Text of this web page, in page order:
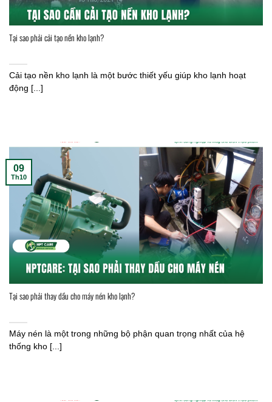
Tại sao phải cải tạo nền kho lạnh?
Cải tạo nền kho lạnh là một bước thiết yếu giúp kho lạnh hoạt
động [...]
Tại sao phải thay dầu cho máy nén kho lạnh?
Máy nén là một trong những bộ phận quan trọng nhất của hệ
thống kho [...]
09
Th10